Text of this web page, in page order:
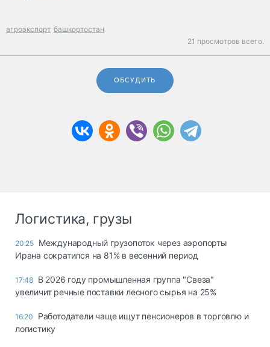
агроэкспорт башкортостан
21 просмотров всего.
ОБСУДИТЬ
Логистика, грузы
20:25 Международный грузопоток через аэропорты
Ирана сократился на 81% в весенний период
17:48 В 2026 году промышленная группа "Свеза"
увеличит речные поставки лесного сырья на 25%
16:20
Работодатели чаще ищут пенсионеров в торговлю и
логистику